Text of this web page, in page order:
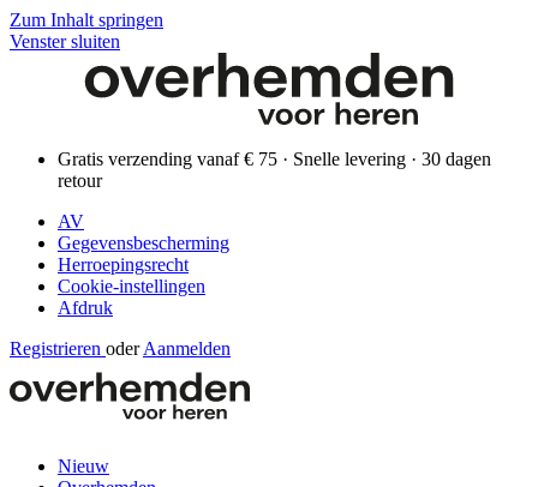
Zum Inhalt springen
Venster sluiten
Gratis verzending vanaf € 75 · Snelle levering · 30 dagen
retour
AV
Gegevensbescherming
Herroepingsrecht
Cookie-instellingen
Afdruk
Registrieren oder Aanmelden
Nieuw